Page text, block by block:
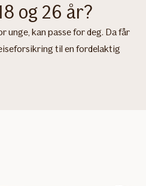
og 26 år?
kan passe for deg. Da får
til en fordelaktig